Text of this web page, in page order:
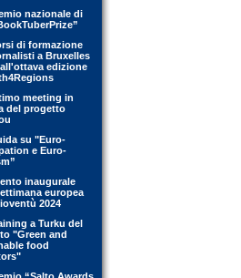
nazionale di
di formazione
a Bruxelles
edizione
meeting in
del progetto
su "Euro-
e Euro-
inaugurale
europea
2024
a Turku del
"Green and
food